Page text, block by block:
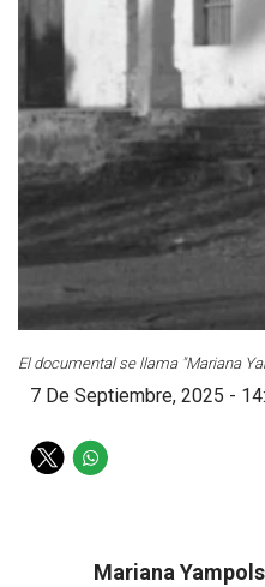
El documental se llama "Mariana
7 De Septiembre, 2025 -
T
W
s
Mariana